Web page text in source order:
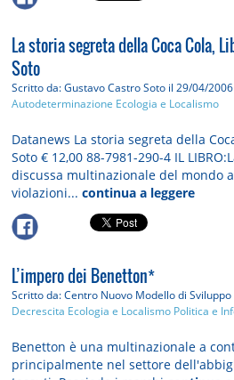
La storia segreta della Coca Cola,
Soto
Scritto da: Gustavo Castro Soto il 29/04/
Autodeterminazione Ecologia e Localismo
Datanews La storia segreta della
Soto € 12,00 88-7981-290-4 IL
discussa multinazionale del mondo
violazioni...continua a leggere
L’impero dei Benetton*
Scritto da: Centro Nuovo Modello di Sviluppo
Decrescita Ecologia e Localismo Politica e
Benetton è una multinazionale a
principalmente nel settore